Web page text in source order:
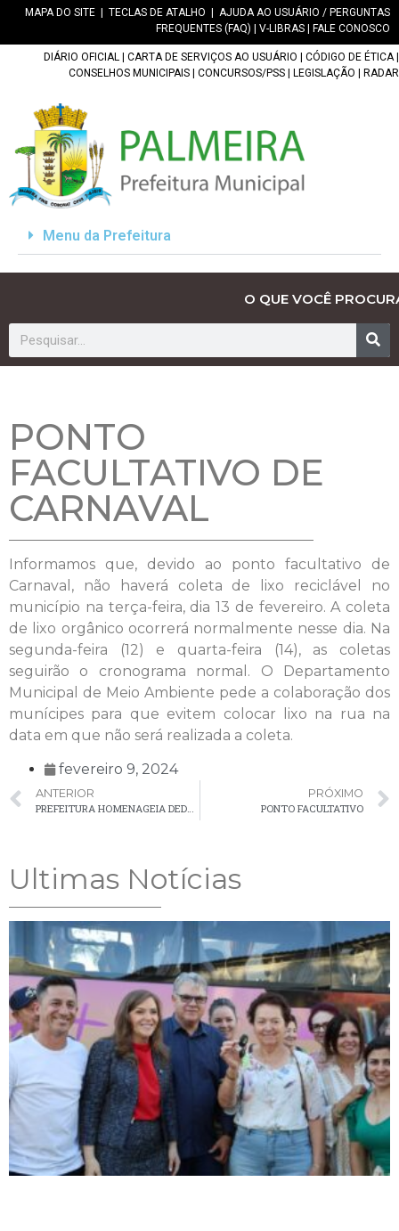
MAPA DO SITE TECLAS DE ATALHO
AJUDA AO USUÁRIO / PERGUNTAS
FREQUENTES (FAQ)
V-LIBRAS FALE CONOSCO
DIÁRIO OFICIAL CARTA DE SERVIÇOS AO USUÁRIO CÓDIGO DE ÉTICA|
CONSELHOS MUNICIPAIS
CONCURSOS/PSS LEGISLAÇÃO RADAR
Menu da Prefeitura
O QUE VOCÊ
PONTO
FACULTATIVO DE
CARNAVAL
Informamos que, devido ao ponto facultativo de
Carnaval, não haverá coleta de lixo reciclável no
município na terça-feira, dia 13 de fevereiro. A coleta
de lixo orgânico ocorrerá normalmente nesse dia. Na
segunda-feira (12) e quarta-feira (14), as coletas
seguirão o cronograma normal. O Departamento
Municipal de Meio Ambiente pede a colaboração dos
munícipes para que evitem colocar lixo na rua na
data em que não será realizada a coleta.
fevereiro 9, 2024
ANTERIOR
PREFEITURA HOMENAGEIA DEDÉ SANTANA EM ESPETÁCULO CIRCENSE NA CIDADE
PRÓXIMO
PONTO FACULTATIVO
Ultimas Notícias